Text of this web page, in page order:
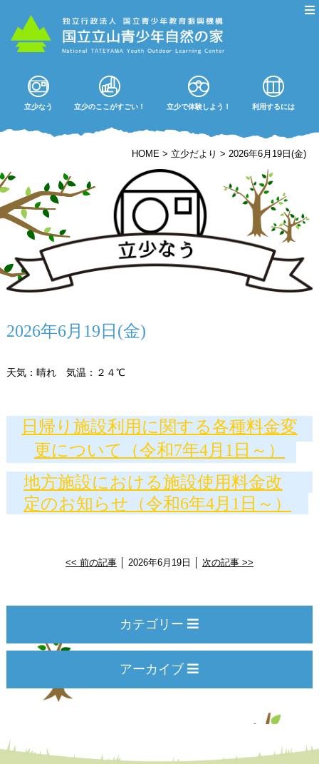
立少なう 立少のここがすごい！ 立少で体験しよう！ 利用するには
HOME > 立少だより >2026年6月19日(金)
2026年6月19日(金)
天気：晴れ 気温：２４℃
日帰り施設利用に関する各種料金変
更について（令和7年4月1日～）
地方施設における施設使用料金改
定のお知らせ（令和6年4月1日～）
<< 前の記事│ 2026年6月19日 │ 次の記事 >>
カテゴリー
アーカイブ